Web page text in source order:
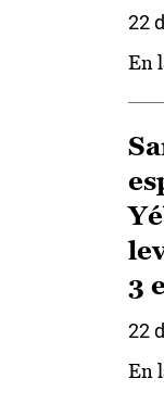
22
En
3
22
En